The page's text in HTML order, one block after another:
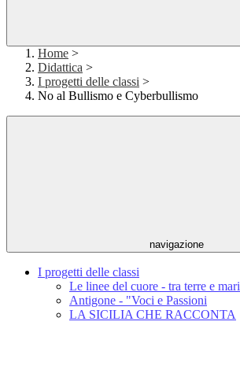
Home >
Didattica >
I progetti delle classi >
No al Bullismo e Cyberbullismo
navigazione
I progetti delle classi
Le linee del cuore - tra terre e mari
Antigone - "Voci e Passioni
LA SICILIA CHE RACCONTA